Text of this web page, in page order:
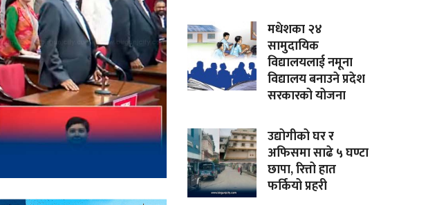
मधेशका २४
सामुदायिक
विद्यालयलाई नमूना
विद्यालय बनाउने प्रदेश
सरकारको योजना
उद्योगीको घर र
अफिसमा साढे ५ घण्टा
छापा, रित्तो हात
फर्कियो प्रहरी